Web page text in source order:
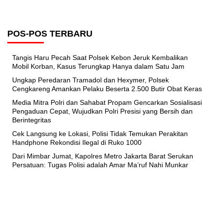
POS-POS TERBARU
Tangis Haru Pecah Saat Polsek Kebon Jeruk Kembalikan
Mobil Korban, Kasus Terungkap Hanya dalam Satu Jam
Ungkap Peredaran Tramadol dan Hexymer, Polsek
Cengkareng Amankan Pelaku Beserta 2.500 Butir Obat Keras
Media Mitra Polri dan Sahabat Propam Gencarkan Sosialisasi
Pengaduan Cepat, Wujudkan Polri Presisi yang Bersih dan
Berintegritas
Cek Langsung ke Lokasi, Polisi Tidak Temukan Perakitan
Handphone Rekondisi Ilegal di Ruko 1000
Dari Mimbar Jumat, Kapolres Metro Jakarta Barat Serukan
Persatuan: Tugas Polisi adalah Amar Ma’ruf Nahi Munkar